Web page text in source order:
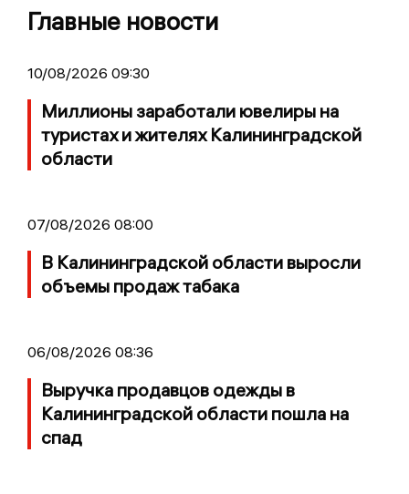
Главные новости
10/08/2026 09:30
Миллионы заработали ювелиры на
туристах и жителях Калининградской
области
07/08/2026 08:00
В Калининградской области выросли
объемы продаж табака
06/08/2026 08:36
Выручка продавцов одежды в
Калининградской области пошла на
спад